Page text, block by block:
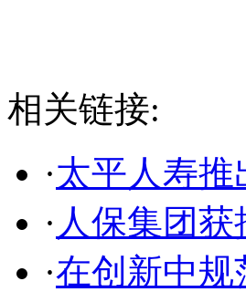
相关链接:
·太平人寿推
· 人保集团
·在创新中